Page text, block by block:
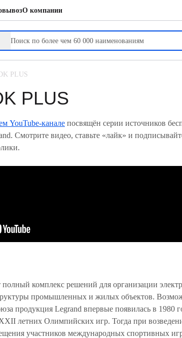
О компании
PLUS
PLUS
YouTube-канале посвящён серии источников
Смотрите видео, ставьте «лайк» и
полный комплекс решений для организации
промышленных и жилых объектов.
продукция Legrand впервые появилась в 1980
летних Олимпийских игр. Тогда при
участников международных спортивных